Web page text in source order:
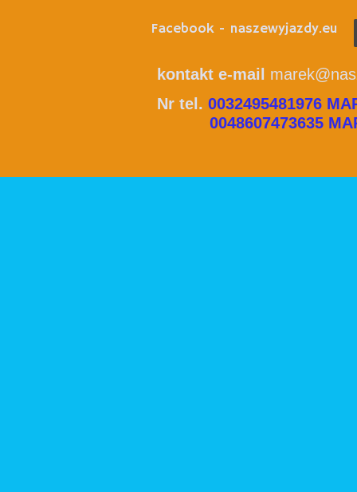
Facebook - naszewyjazdy.eu
kontakt e-mail
Nr tel. 0032495481976
0048607473635